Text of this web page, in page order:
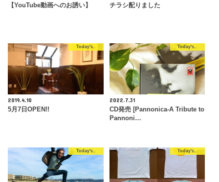
【YouTube動画へのお誘い】
チラシ配りました
Today's..
2019.4.10
5月7日OPEN!!
Today's..
2022.7.31
CD発売 [Pannonica-A Tribute to
Pannoni…
Today's.. Today's..